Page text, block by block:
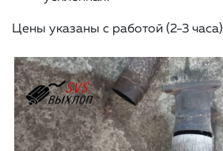
Цены указаны с работой (2-3 часа)